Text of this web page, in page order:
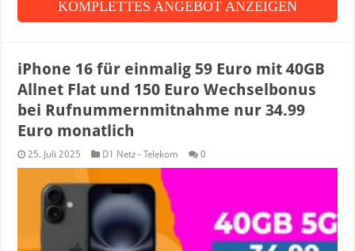
KOMPLETTES ANGEBOT ANZEIGEN
iPhone 16 für einmalig 59 Euro mit 40GB
Allnet Flat und 150 Euro Wechselbonus
bei Rufnummernmitnahme nur 34.99
Euro monatlich
25. Juli 2025 D1 Netz - Telekom 0